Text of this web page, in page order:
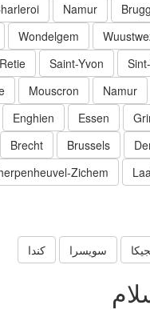
Namur
Wondelgem
Saint-Yvon
Retie
Namur
Mouscron
Essen
Enghien
Brussels
Brecht
Zichem
سويسرا كندا